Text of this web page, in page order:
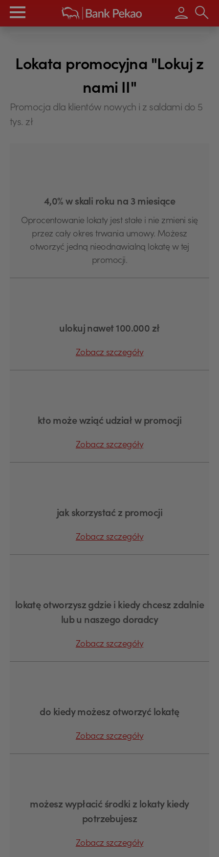
Wpisz
Lokata promocyjna "Lokuj z
nami II"
Promocja dla klientów nowych i z saldami do 5
tys. zł
4,0% w skali roku na 3 miesiące
Oprocentowanie lokaty jest stałe i nie zmieni się
przez cały okres trwania umowy. Możesz
otworzyć jedną nieodnawialną lokatę w tej
promocji.
ulokuj nawet 100.000 zł
Zobacz szczegóły
kto może wziąć udział w promocji
Zobacz szczegóły
jak skorzystać z promocji
Zobacz szczegóły
lokatę otworzysz gdzie i kiedy chcesz zdalnie
lub u naszego doradcy
Zobacz szczegóły
do kiedy możesz otworzyć lokatę
Zobacz szczegóły
możesz wypłacić środki z lokaty kiedy
potrzebujesz
Zobacz szczegóły